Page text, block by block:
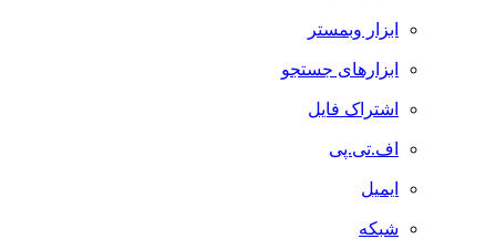
ابزار وبمستر
ابزارهای جستجو
اشتراک فایل
اف.تی.پی
ایمیل
شبکه